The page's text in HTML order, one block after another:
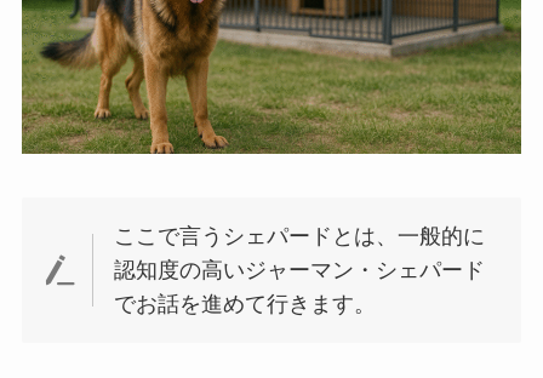
ここで言うシェパードとは、一般的に
認知度の高いジャーマン・シェパード
でお話を進めて行きます。